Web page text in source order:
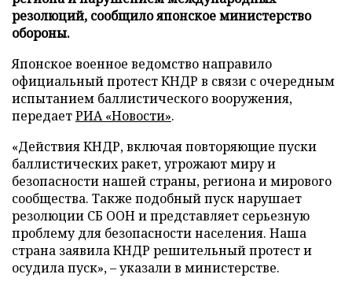
резолюций, сообщило японское министерство
обороны.
Японское военное ведомство направило
официальный протест КНДР в связи с очередным
испытанием баллистического вооружения,
передаетРИА «Новости».
«Действия КНДР, включая повторяющие пуски
баллистических ракет, угрожают миру и
безопасности нашей страны, региона и мирового
сообщества. Также подобный пуск нарушает
резолюции СБ ООН и представляет серьезную
проблему для безопасности населения. Наша
страна заявила КНДР решительный протест и
осудила пуск», – указали в министерстве.